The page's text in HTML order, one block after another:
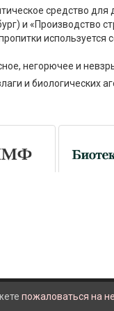
средство
и «Производство
негорючее и
и биологических
пожаловаться на